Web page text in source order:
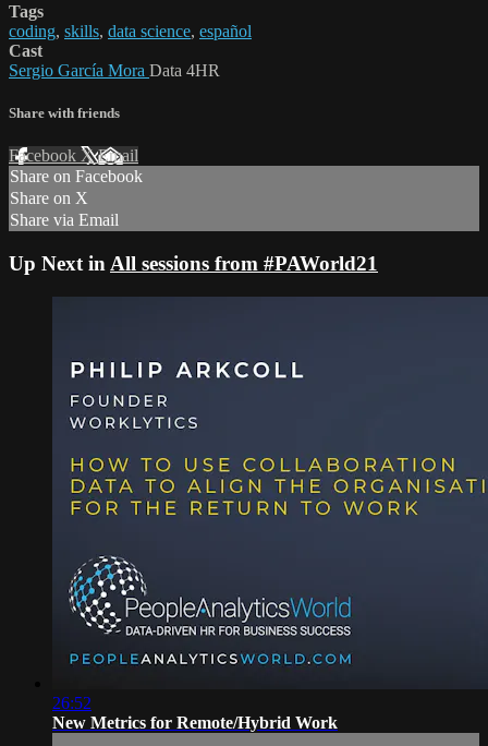
Tags
coding, skills, data science, español
Cast
Sergio García Mora Data 4HR
Share with friends
Facebook XEmail
Share on Facebook
Share on X
Share via Email
Up Next in All sessions from #PAWorld21
26:52
New Metrics for Remote/Hybrid Work